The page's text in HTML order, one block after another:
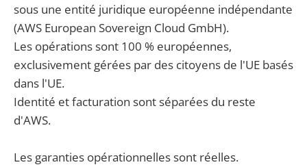
sous une entité juridique européenne indépendante
(AWS European Sovereign Cloud GmbH).
Les opérations sont 100 % européennes,
exclusivement gérées par des citoyens de l'UE basés
dans l'UE.
Identité et facturation sont séparées du reste
d'AWS.
Les garanties opérationnelles sont réelles.